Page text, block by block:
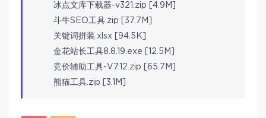
冰点文库下载器-v321.zip [4.9M]
斗牛SEO工具.zip [37.7M]
关键词拼装.xlsx [94.5K]
金花站长工具8.8.19.exe [12.5M]
竞价辅助工具-V7.12.zip [65.7M]
熊猫工具.zip [3.1M]